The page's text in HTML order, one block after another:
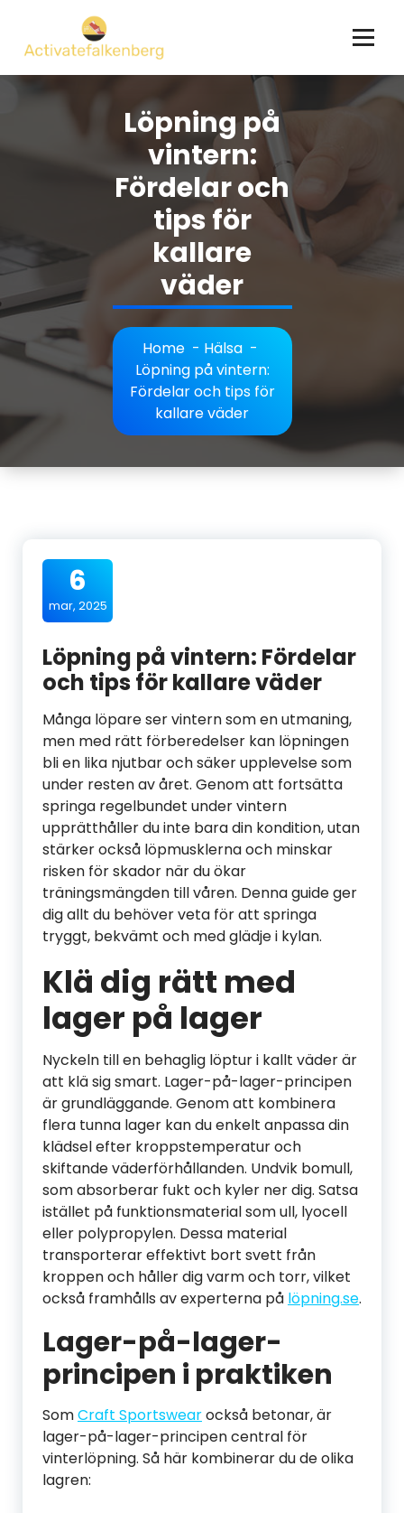
content
Löpning på
vintern:
Fördelar och
tips för
kallare
väder
Home - Hälsa -
Löpning på vintern:
Fördelar och tips för
kallare väder
6
mar, 2025
Löpning på vintern: Fördelar
och tips för kallare väder
Många löpare ser vintern som en utmaning,
men med rätt förberedelser kan löpningen
bli en lika njutbar och säker upplevelse som
under resten av året. Genom att fortsätta
springa regelbundet under vintern
upprätthåller du inte bara din kondition, utan
stärker också löpmusklerna och minskar
risken för skador när du ökar
träningsmängden till våren. Denna guide ger
dig allt du behöver veta för att springa
tryggt, bekvämt och med glädje i kylan.
Klä dig rätt med
lager på lager
Nyckeln till en behaglig löptur i kallt väder är
att klä sig smart. Lager-på-lager-principen
är grundläggande. Genom att kombinera
flera tunna lager kan du enkelt anpassa din
klädsel efter kroppstemperatur och
skiftande väderförhållanden. Undvik bomull,
som absorberar fukt och kyler ner dig. Satsa
istället på funktionsmaterial som ull, lyocell
eller polypropylen. Dessa material
transporterar effektivt bort svett från
kroppen och håller dig varm och torr, vilket
också framhålls av experterna på löpning.se.
Lager-på-lager-
principen i praktiken
SomCraft Sportswearockså betonar, är
lager-på-lager-principen central för
vinterlöpning. Så här kombinerar du de olika
lagren: